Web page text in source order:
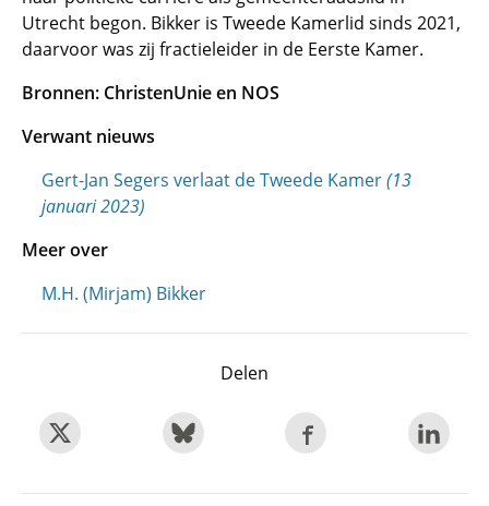
Utrecht begon. Bikker is Tweede Kamerlid sinds 2021,
daarvoor was zij fractieleider in de Eerste Kamer.
Bronnen: ChristenUnie en NOS
Verwant nieuws
Gert-Jan Segers verlaat de Tweede Kamer(13
januari 2023)
Meer over
M.H. (Mirjam) Bikker
Delen